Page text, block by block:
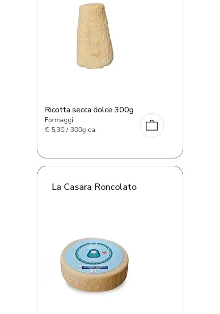
Ricotta secca dolce 300g
Formaggi
€ 5,30 / 300g ca.
La Casara Roncolato